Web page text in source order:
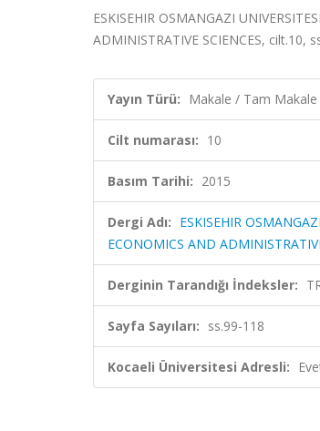
ESKISEHIR OSMANGAZI
ADMINISTRATIVE SCIENCES, cilt.10,
Yayın Türü: Makale / Tam Makale
Cilt numarası: 10
Basım Tarihi: 2015
Dergi Adı: ESKISEHIR
ECONOMICS AND
Derginin Tarandığı İndeksler:
Sayfa Sayıları: ss.99-118
Kocaeli Üniversitesi Adresli: